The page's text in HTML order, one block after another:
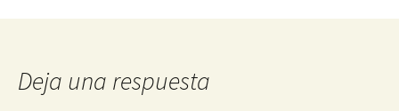
de
entradas
Deja una respuesta